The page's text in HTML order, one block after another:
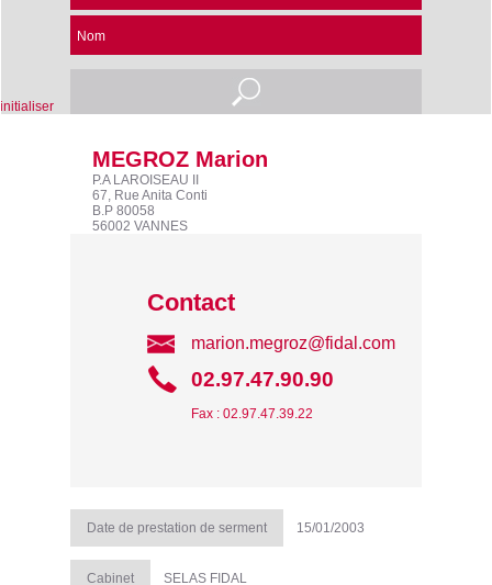
Nom
MEGROZ Marion
P.A LAROISEAU II
67, Rue Anita Conti
B.P 80058
56002 VANNES
Contact
marion.megroz@fidal.com
02.97.47.90.90
Fax : 02.97.47.39.22
Date de prestation de serment 15/01/2003
Cabinet SELAS FIDAL